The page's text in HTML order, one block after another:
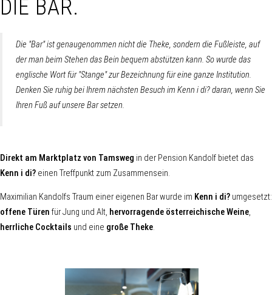
DIE BAR.
Die "Bar" ist genaugenommen nicht die Theke, sondern die Fußleiste, auf
der man beim Stehen das Bein bequem abstützen kann. So wurde das
englische Wort für "Stange" zur Bezeichnung für eine ganze Institution.
Denken Sie ruhig bei Ihrem nächsten Besuch im Kenn i di? daran, wenn Sie
Ihren Fuß auf unsere Bar setzen.
Direkt am Marktplatz von Tamsweg in der Pension Kandolf bietet das
Kenn i di? einen Treffpunkt zum Zusammensein.
Maximilian Kandolfs Traum einer eigenen Bar wurde im Kenn i di? umgesetzt:
offene Türen für Jung und Alt, hervorragende österreichische Weine,
herrliche Cocktails und eine große Theke.